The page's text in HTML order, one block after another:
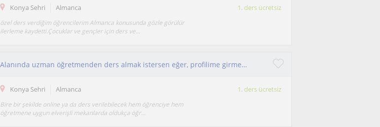
Konya Sehri Almanca 1. ders ücretsiz
özel ders verdiğim öğrencilerim Almanca konusunda gözle görülür
ilerleme kaydetti.Çocuklar ve gençler için ders ve...
Alanında uzman öğretmenden ders almak istersen eğer, profilime girmen yeterli !
Konya Sehri Almanca 1. ders ücretsiz
Bire bir şekilde online ya da ders verilebilecek hem öğrenciye hem
öğretmene uygun elverişli mekanlarda oldukça öğr...